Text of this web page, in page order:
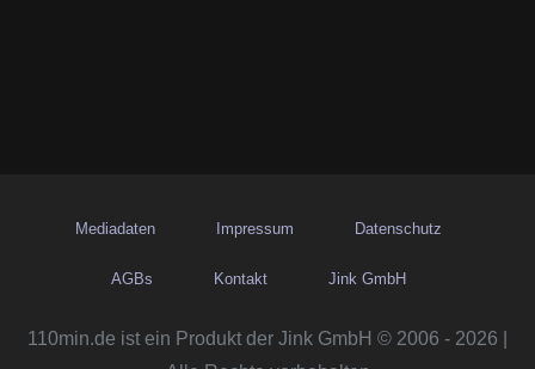
Mediadaten Impressum Datenschutz
AGBs Kontakt Jink GmbH
110min.de ist ein Produkt der Jink GmbH © 2006 - 2026 |